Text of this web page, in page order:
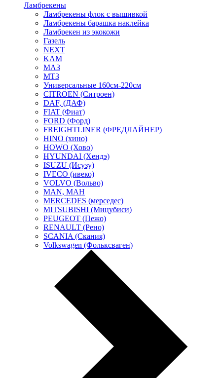
Ламбрекены
Ламбрекены флок с вышивкой
Ламбрекены барашка наклейка
Ламбрекен из экокожи
Газель
NEXT
KAM
МАЗ
МТЗ
Универсальные 160см-220см
CITROEN (Ситроен)
DAF, (ДАФ)
FIAT (Фиат)
FORD (Форд)
FREIGHTLINER (ФРЕДЛАЙНЕР)
HINO (хино)
HOWO (Хово)
HYUNDAI (Хендэ)
ISUZU (Исузу)
IVECO (ивеко)
VOLVO (Вольво)
MAN, МАН
MERCEDES (мерседес)
MITSUBISHI (Мицубиси)
PEUGEOT (Пежо)
RENAULT (Рено)
SCANIA (Скания)
Volkswagen (Фольксваген)